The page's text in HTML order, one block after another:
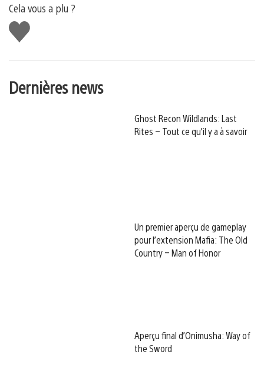
Cela vous a plu ?
J'aime
Dernières news
Ghost Recon Wildlands: Last
Rites – Tout ce qu’il y a à savoir
Un premier aperçu de gameplay
pour l’extension Mafia: The Old
Country – Man of Honor
Aperçu final d’Onimusha: Way of
the Sword